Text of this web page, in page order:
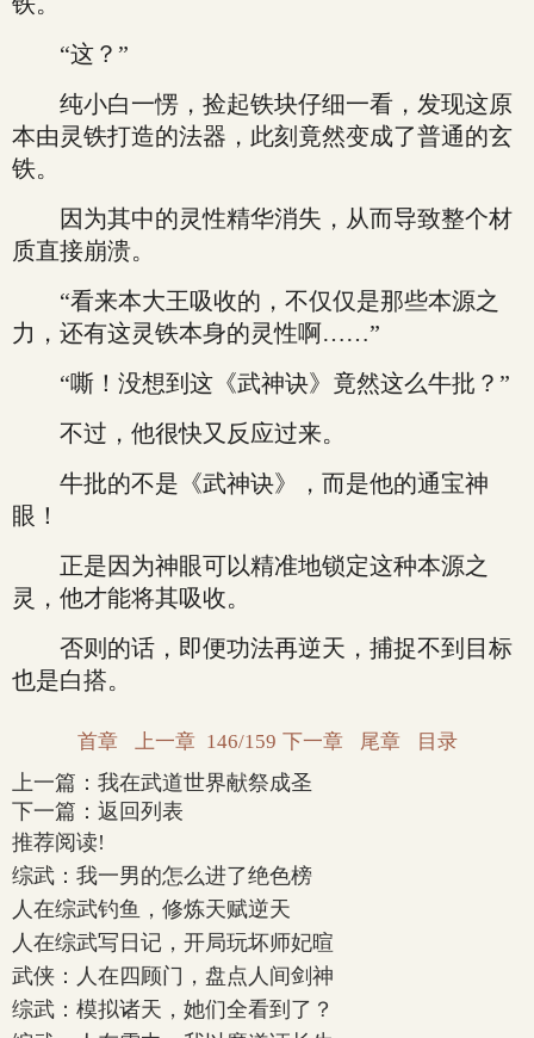
“这？”
纯小白一愣，捡起铁块仔细一看，发现这原
本由灵铁打造的法器，此刻竟然变成了普通的玄
铁。
因为其中的灵性精华消失，从而导致整个材
质直接崩溃。
“看来本大王吸收的，不仅仅是那些本源之
力，还有这灵铁本身的灵性啊……”
“嘶！没想到这《武神诀》竟然这么牛批？”
不过，他很快又反应过来。
牛批的不是《武神诀》，而是他的通宝神
眼！
正是因为神眼可以精准地锁定这种本源之
灵，他才能将其吸收。
否则的话，即便功法再逆天，捕捉不到目标
也是白搭。
首章 上一章 146/159 下一章 尾章 目录
上一篇： 我在武道世界献祭成圣
下一篇： 返回列表
推荐阅读!
综武：我一男的怎么进了绝色榜
人在综武钓鱼，修炼天赋逆天
人在综武写日记，开局玩坏师妃暄
武侠：人在四顾门，盘点人间剑神
综武：模拟诸天，她们全看到了？